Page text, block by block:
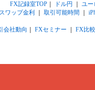
FX記録室TOP｜ ドル円 ユー
スワップ金利 取引可能時間
会社動向 FXセミナー FX比較